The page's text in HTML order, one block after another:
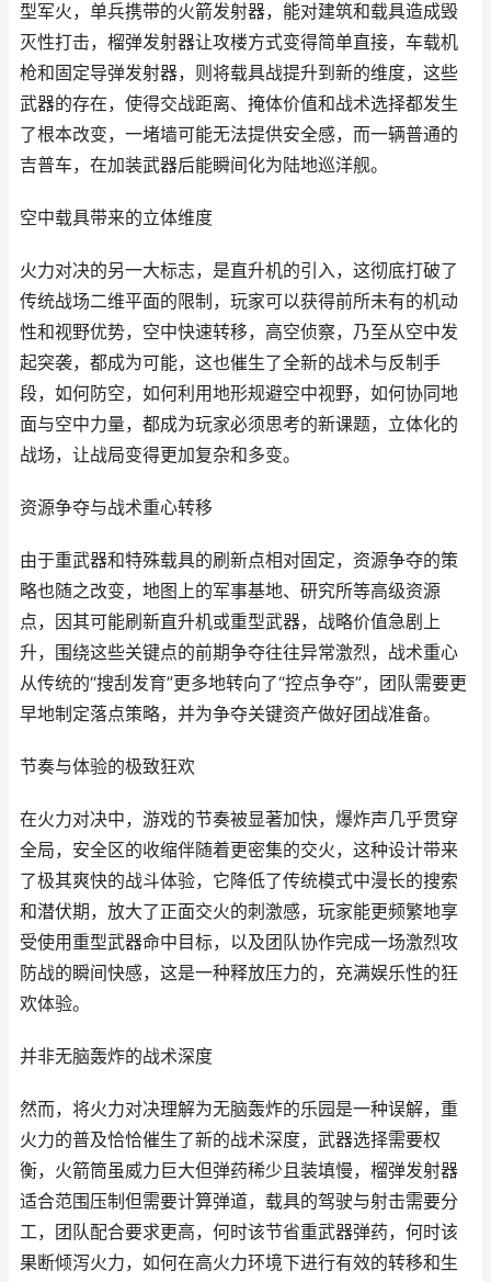
型军火，单兵携带的火箭发射器，能对建筑和载具造成毁
灭性打击，榴弹发射器让攻楼方式变得简单直接，车载机
枪和固定导弹发射器，则将载具战提升到新的维度，这些
武器的存在，使得交战距离、掩体价值和战术选择都发生
了根本改变，一堵墙可能无法提供安全感，而一辆普通的
吉普车，在加装武器后能瞬间化为陆地巡洋舰。
空中载具带来的立体维度
火力对决的另一大标志，是直升机的引入，这彻底打破了
传统战场二维平面的限制，玩家可以获得前所未有的机动
性和视野优势，空中快速转移，高空侦察，乃至从空中发
起突袭，都成为可能，这也催生了全新的战术与反制手
段，如何防空，如何利用地形规避空中视野，如何协同地
面与空中力量，都成为玩家必须思考的新课题，立体化的
战场，让战局变得更加复杂和多变。
资源争夺与战术重心转移
由于重武器和特殊载具的刷新点相对固定，资源争夺的策
略也随之改变，地图上的军事基地、研究所等高级资源
点，因其可能刷新直升机或重型武器，战略价值急剧上
升，围绕这些关键点的前期争夺往往异常激烈，战术重心
从传统的“搜刮发育”更多地转向了“控点争夺”，团队需要更
早地制定落点策略，并为争夺关键资产做好团战准备。
节奏与体验的极致狂欢
在火力对决中，游戏的节奏被显著加快，爆炸声几乎贯穿
全局，安全区的收缩伴随着更密集的交火，这种设计带来
了极其爽快的战斗体验，它降低了传统模式中漫长的搜索
和潜伏期，放大了正面交火的刺激感，玩家能更频繁地享
受使用重型武器命中目标，以及团队协作完成一场激烈攻
防战的瞬间快感，这是一种释放压力的，充满娱乐性的狂
欢体验。
并非无脑轰炸的战术深度
然而，将火力对决理解为无脑轰炸的乐园是一种误解，重
火力的普及恰恰催生了新的战术深度，武器选择需要权
衡，火箭筒虽威力巨大但弹药稀少且装填慢，榴弹发射器
适合范围压制但需要计算弹道，载具的驾驶与射击需要分
工，团队配合要求更高，何时该节省重武器弹药，何时该
果断倾泻火力，如何在高火力环境下进行有效的转移和生